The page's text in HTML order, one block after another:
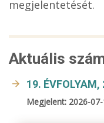
megjelentetését.
Aktuális
19.
Megjelent: 2026-